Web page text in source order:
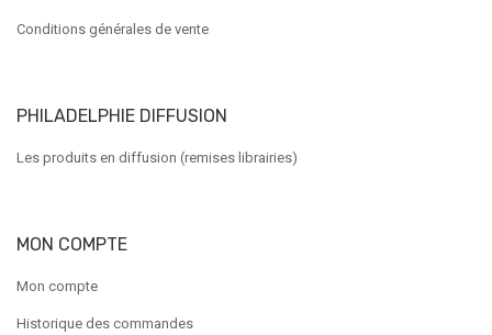
Conditions générales de vente
PHILADELPHIE DIFFUSION
Les produits en diffusion (remises librairies)
MON COMPTE
Mon compte
Historique des commandes